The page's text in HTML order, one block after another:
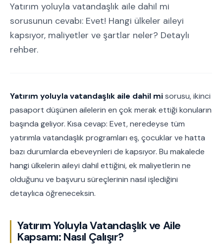
Yatırım yoluyla vatandaşlık aile dahil mi
sorusunun cevabı: Evet! Hangi ülkeler aileyi
kapsıyor, maliyetler ve şartlar neler? Detaylı
rehber.
Yatırım yoluyla vatandaşlık aile dahil misorusu, ikinci
pasaport düşünen ailelerin en çok merak ettiği konuların
başında geliyor. Kısa cevap: Evet, neredeyse tüm
yatırımla vatandaşlık programları eş, çocuklar ve hatta
bazı durumlarda ebeveynleri de kapsıyor. Bu makalede
hangi ülkelerin aileyi dahil ettiğini, ek maliyetlerin ne
olduğunu ve başvuru süreçlerinin nasıl işlediğini
detaylıca öğreneceksin.
Yatırım Yoluyla Vatandaşlık ve Aile
Kapsamı: Nasıl Çalışır?